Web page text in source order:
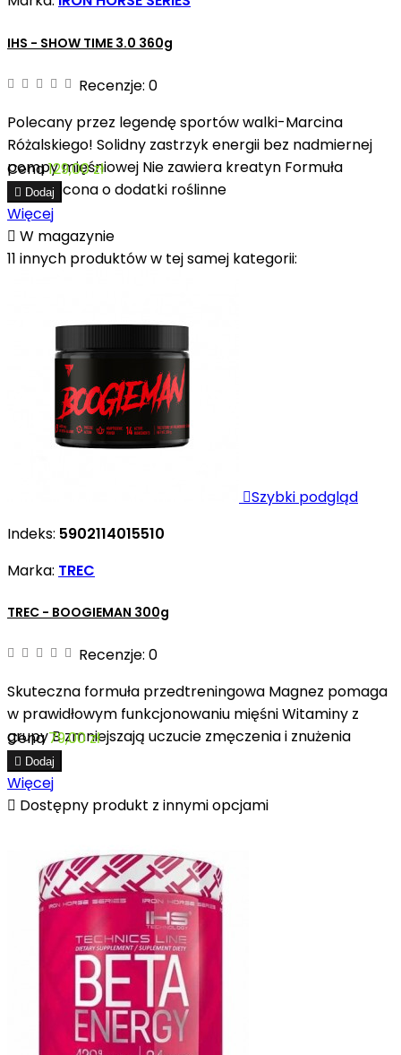
IHS - SHOW TIME 3.0 360g
Recenzje: 0
Polecany przez legendę sportów walki-Marcina
Różalskiego! Solidny zastrzyk energii bez nadmiernej
pompy mięśniowej Nie zawiera kreatyn Formuła
wzbogacona o dodatki roślinne
Cena129,00 zł
 Dodaj
Więcej
 W magazynie
11 innych produktów w tej samej kategorii:
Szybki podgląd
Indeks: 5902114015510
Marka: TREC
TREC - BOOGIEMAN 300g
Recenzje: 0
Skuteczna formuła przedtreningowa Magnez pomaga
w prawidłowym funkcjonowaniu mięśni Witaminy z
grupy B zmniejszają uczucie zmęczenia i znużenia
Cena 79,00 zł
 Dodaj
Więcej
 Dostępny produkt z innymi opcjami